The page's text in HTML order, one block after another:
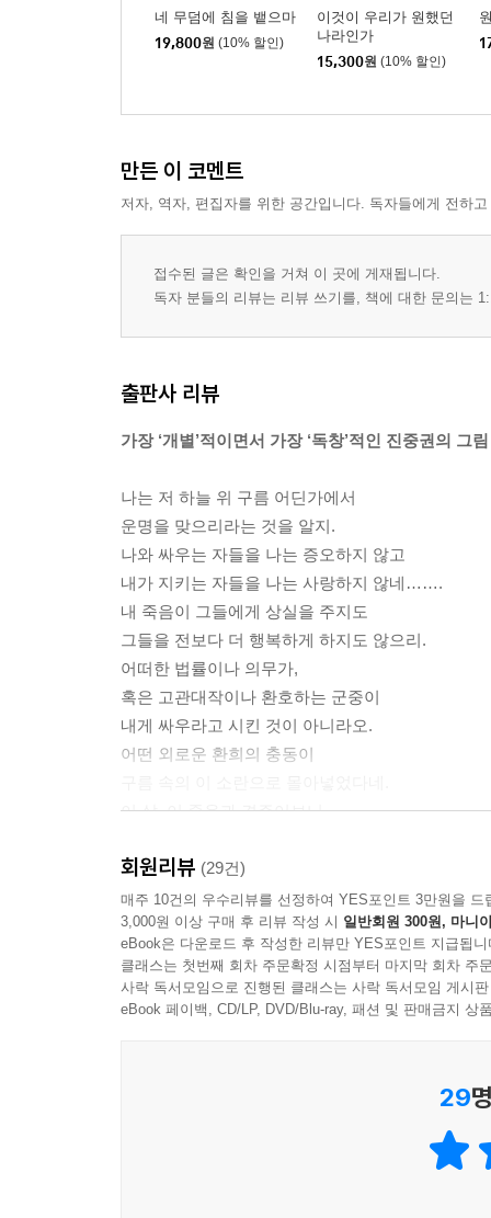
네 무덤에 침을 뱉으마
19,800원 (10% 할인)
이것이 우리가 원했던
나라인가
15,300원 (10% 할인)
만든 이 코멘트
저자, 역자, 편집자를 위한 공간입니다. 독자들에게 전하
접수된 글은 확인을 거쳐 이 곳에 게재됩니다.
독자 분들의 리뷰는 리뷰 쓰기를, 책에 대한 문의는
출판사 리뷰
가장 ‘개별’적이면서 가장 ‘독창’적인 진중권의 그
나는 저 하늘 위 구름 어딘가에서
운명을 맞으리라는 것을 알지.
나와 싸우는 자들을 나는 증오하지 않고
내가 지키는 자들을 나는 사랑하지 않네…….
내 죽음이 그들에게 상실을 주지도
그들을 전보다 더 행복하게 하지도 않으리.
어떠한 법률이나 의무가,
혹은 고관대작이나 환호하는 군중이
내게 싸우라고 시킨 것이 아니라오.
어떤 외로운 환희의 충동이
이 삶, 이 죽음과 견주어보니
흘러간 세월 또한 호흡의 낭비처럼 보였다오.
우리 시대의 최전선에서 변화된 시대상을 몸과
사회문화적 갈등의 중심에서 특유의 화법으로 ‘때
글쓰기와 사유는 사회의 질병을 알리고, 사회문
문을 우회하는 방식으로 진행한다. 미학자, 지
자신만의 개별적이고 독창적인 예술의 세계를 담
《미학 오디세이 1, 2, 3》을 비롯하여 《놀이와
회원리뷰 (29건)
매주 10건의 우수리뷰를 선정하여 YES포인트 3만원을 드
3,000원 이상 구매 후 리뷰 작성 시 일반회원 300원, 마니
eBook은 다운로드 후 작성한 리뷰만 YES포인트 지급됩니
클래스는 첫번째 회차 주문확정 시점부터 마지막 회차 주
사락 독서모임으로 진행된 클래스는 사락 독서모임 게시
eBook 페이백, CD/LP, DVD/Blu-ray, 패션 및 판매금지 상
29